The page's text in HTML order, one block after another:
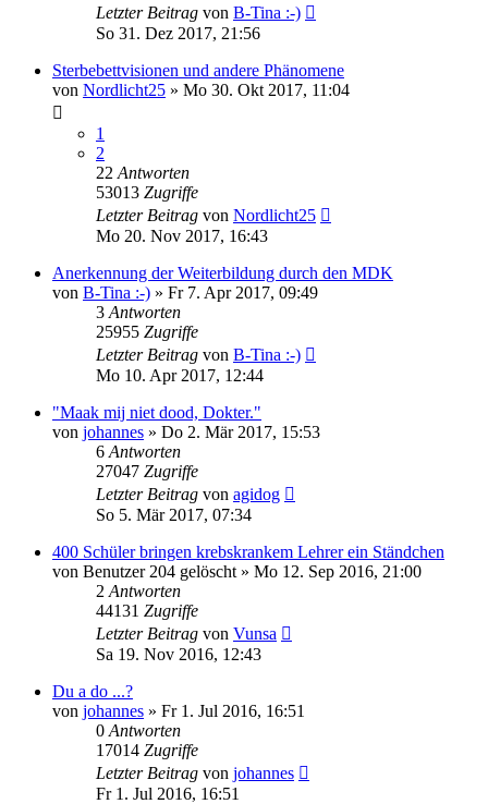
Letzter Beitrag von B-Tina :-)
So 31. Dez 2017, 21:56
Sterbebettvisionen und andere Phänomene
von Nordlicht25 » Mo 30. Okt 2017, 11:04
1
2
22 Antworten
53013 Zugriffe
Letzter Beitrag von Nordlicht25
Mo 20. Nov 2017, 16:43
Anerkennung der Weiterbildung durch den MDK
von B-Tina :-) » Fr 7. Apr 2017, 09:49
3 Antworten
25955 Zugriffe
Letzter Beitrag von B-Tina :-)
Mo 10. Apr 2017, 12:44
"Maak mij niet dood, Dokter."
von johannes » Do 2. Mär 2017, 15:53
6 Antworten
27047 Zugriffe
Letzter Beitrag von agidog
So 5. Mär 2017, 07:34
400 Schüler bringen krebskrankem Lehrer ein Ständchen
von Benutzer 204 gelöscht » Mo 12. Sep 2016, 21:00
2 Antworten
44131 Zugriffe
Letzter Beitrag von Vunsa
Sa 19. Nov 2016, 12:43
Du a do ...?
von johannes » Fr 1. Jul 2016, 16:51
0 Antworten
17014 Zugriffe
Letzter Beitrag von johannes
Fr 1. Jul 2016, 16:51